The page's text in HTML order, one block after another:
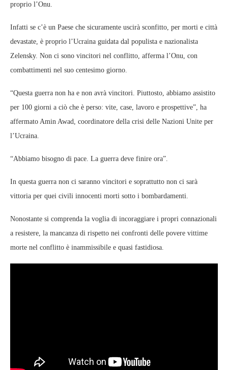
proprio l’Onu.
Infatti se c’è un Paese che sicuramente uscirà sconfitto, per morti e città
devastate, è proprio l’Ucraina guidata dal populista e nazionalista
Zelensky. Non ci sono vincitori nel conflitto, afferma l’Onu, con
combattimenti nel suo centesimo giorno.
“Questa guerra non ha e non avrà vincitori. Piuttosto, abbiamo assistito
per 100 giorni a ciò che è perso: vite, case, lavoro e prospettive”, ha
affermato Amin Awad, coordinatore della crisi delle Nazioni Unite per
l’Ucraina.
“Abbiamo bisogno di pace. La guerra deve finire ora”.
In questa guerra non ci saranno vincitori e soprattutto non ci sarà
vittoria per quei civili innocenti morti sotto i bombardamenti.
Nonostante si comprenda la voglia di incoraggiare i propri connazionali
a resistere, la mancanza di rispetto nei confronti delle povere vittime
morte nel conflitto è inammissibile e quasi fastidiosa.